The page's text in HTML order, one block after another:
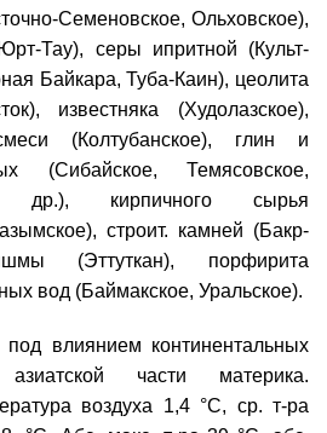
Семеновское, Ольховское),
Тау), серы ипритной (Культ-
Байкара, Туба-Каин), цеолита
известняка (Худолазское),
(Колтубанское), глин и
(Сибайское, Темясовское,
др.), кирпичного сырья
строит. камней (Бакр-
(Эттуткан), порфирита
вод (Баймакское, Уральское).
влиянием континентальных
части материка.
воздуха 1,4 °С, ср. т-ра